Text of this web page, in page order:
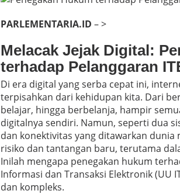
t
e
h
a
d
a
p
P
e
l
a
n
g
a
r
PARLEMENTARIA.ID – >
Melacak Jejak Digital:
terhadap Pelanggaran
Di era digital yang serba cepat ini,
terpisahkan dari kehidupan kita. Dari
belajar, hingga berbelanja, hampir
digitalnya sendiri. Namun, seperti dua
dan konektivitas yang ditawarkan dunia
risiko dan tantangan baru, terutama
Inilah mengapa penegakan hukum
Informasi dan Transaksi Elektronik (UU
dan kompleks.